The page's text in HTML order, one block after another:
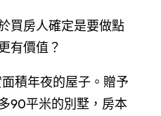
買房人確定是要做點
有價值？
積年夜的屋子。贈予
90平米的別墅，房本